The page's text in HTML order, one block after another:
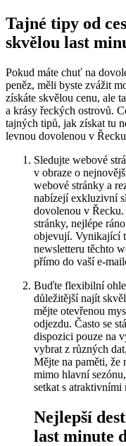
Tajné tipy od
skvělou last
Pokud máte chuť na
peněz, měli byste zvážit
získáte skvělou cenu, ale
a krásy řeckých ostrovů.
tajných tipů, jak získat tu
levnou dovolenou v
Sledujte webové
v obraze o
webové stránky a
nabízejí exkluzivní
dovolenou v
stránky, nejlépe
objevují. Vynikající
newsletteru těchto
přímo do vaší e-
Buďte flexibilní
důležitější najít
mějte otevřenou
odjezdu. Často se
dispozici pouze na
vybrat z různých
Mějte na paměti, že
mimo hlavní
setkat s atraktivními
Nejlepší
last minute